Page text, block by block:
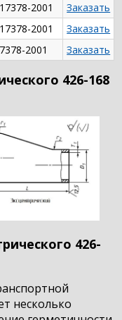
2001
Заказать
2001
Заказать
2001
Заказать
426-168
426-
несколько